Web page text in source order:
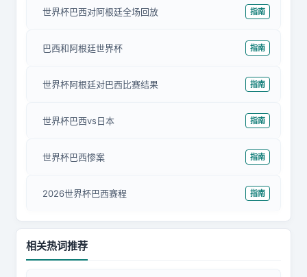
世界杯巴西对阿根廷全场回放 指南
巴西和阿根廷世界杯 指南
世界杯阿根廷对巴西比赛结果 指南
世界杯巴西vs日本 指南
世界杯巴西惨案 指南
2026世界杯巴西赛程 指南
相关热词推荐